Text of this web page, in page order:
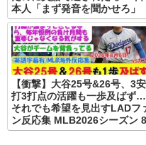
本人「まず発音を聞かせろ」
【衝撃】大谷25号&26号、3安
打3打点の活躍も一歩及ばず…
それでも希望を見出すLADフ
ン反応集 MLB2026シーズン